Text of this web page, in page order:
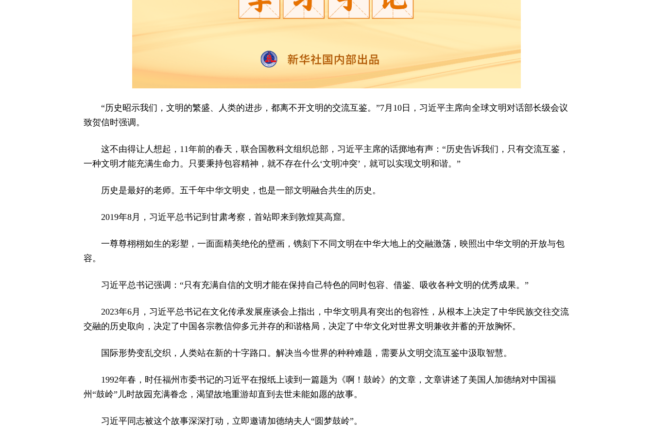
“历史昭示我们，文明的繁盛、人类的进步，都离不开文明的交流互鉴。”7月10日，习近平主席向全球文明对话部长级会议
致贺信时强调。
这不由得让人想起，11年前的春天，联合国教科文组织总部，习近平主席的话掷地有声：“历史告诉我们，只有交流互鉴，
一种文明才能充满生命力。只要秉持包容精神，就不存在什么‘文明冲突’，就可以实现文明和谐。”
历史是最好的老师。五千年中华文明史，也是一部文明融合共生的历史。
2019年8月，习近平总书记到甘肃考察，首站即来到敦煌莫高窟。
一尊尊栩栩如生的彩塑，一面面精美绝伦的壁画，镌刻下不同文明在中华大地上的交融激荡，映照出中华文明的开放与包
容。
习近平总书记强调：“只有充满自信的文明才能在保持自己特色的同时包容、借鉴、吸收各种文明的优秀成果。”
2023年6月，习近平总书记在文化传承发展座谈会上指出，中华文明具有突出的包容性，从根本上决定了中华民族交往交流
交融的历史取向，决定了中国各宗教信仰多元并存的和谐格局，决定了中华文化对世界文明兼收并蓄的开放胸怀。
国际形势变乱交织，人类站在新的十字路口。解决当今世界的种种难题，需要从文明交流互鉴中汲取智慧。
1992年春，时任福州市委书记的习近平在报纸上读到一篇题为《啊！鼓岭》的文章，文章讲述了美国人加德纳对中国福
州“鼓岭”儿时故园充满眷念，渴望故地重游却直到去世未能如愿的故事。
习近平同志被这个故事深深打动，立即邀请加德纳夫人“圆梦鼓岭”。